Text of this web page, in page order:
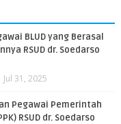
BLUD yang Berasal
RSUD dr. Soedarso
Jul 31, 2025
Pegawai Pemerintah
RSUD dr. Soedarso